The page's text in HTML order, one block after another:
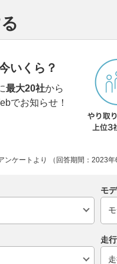
いくら？
最大20社から
でお知らせ！
ケートより （回答期間：2023年
モ
走